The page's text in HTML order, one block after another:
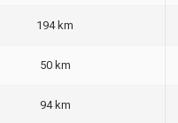
194 km
50 km
94 km